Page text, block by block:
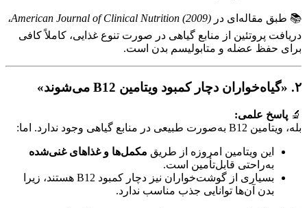
📚 طبق مقاله‌ای در American Journal of Clinical Nutrition (2009)،
دریافت پروتئین از منابع گیاهی در صورت تنوع غذایی، کاملاً کافی
برای حفظ عضله و متابولیسم بدن است.
۲. «گیاه‌خواران دچار کمبود ویتامین B12 می‌شوند»
🔬 پاسخ علمی:
بله، ویتامین B12 به‌صورت طبیعی در منابع گیاهی وجود ندارد. اما:
این ویتامین امروزه از طریق مکمل‌ها و غذاهای غنی‌شده
به‌راحتی قابل‌تأمین است.
بسیاری از گوشت‌خواران نیز دچار کمبود B12 هستند، زیرا
بدن آن‌ها توانایی جذب مناسب ندارد.